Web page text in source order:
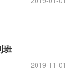
班
2019-11-01